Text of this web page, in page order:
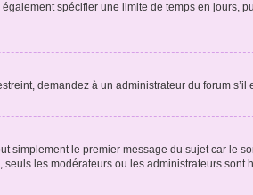
spécifier une limite de temps en jours,
demandez à un administrateur du forum s’il
simplement le premier message du sujet car le
les modérateurs ou les administrateurs sont